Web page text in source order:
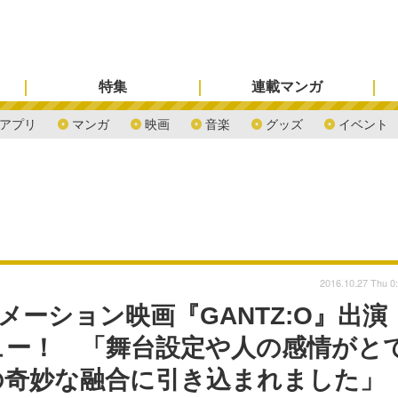
プリ マンガ 映画 音楽 グッズ イベント
特集 連載マンガ
ーション映画『GANTZ:O』出演
！ 「舞台設定や人の感情がと
妙な融合に引き込まれました」
2016.10.27 Thu